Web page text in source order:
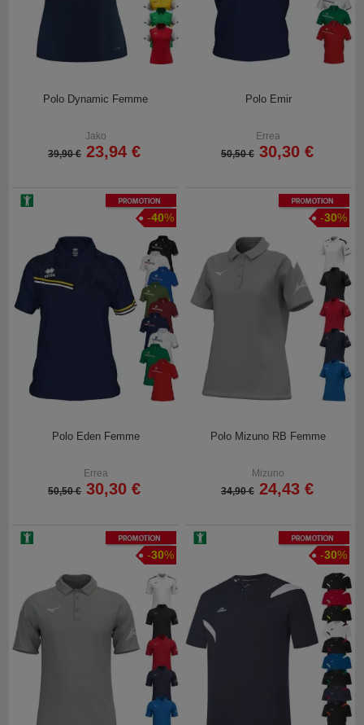
Polo Dynamic Femme
Jako
39,90 € 23,94 €
Polo Emir
Errea
50,50 € 30,30 €
Promotion
-40%
Polo Eden Femme
Errea
50,50 € 30,30 €
Promotion
-30%
Polo Mizuno RB Femme
Mizuno
34,90 € 24,43 €
Promotion
-30%
Promotion
-30%